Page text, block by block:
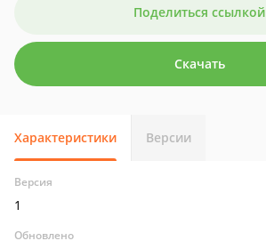
Поделиться ссылкой
Скачать
Характеристики Версии
Версия
1
Обновлено